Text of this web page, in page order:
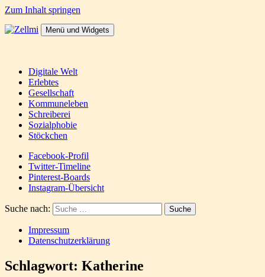
Zum Inhalt springen
Menü und Widgets
Digitale Welt
Erlebtes
Gesellschaft
Kommuneleben
Schreiberei
Sozialphobie
Stöckchen
Facebook-Profil
Twitter-Timeline
Pinterest-Boards
Instagram-Übersicht
Suche nach:
Impressum
Datenschutzerklärung
Schlagwort: Katherine